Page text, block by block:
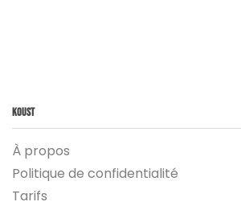
Koust
À propos
Politique de confidentialité
Tarifs